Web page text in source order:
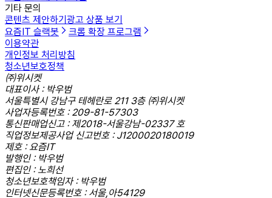
기타 문의
콘텐츠 제안하기 광고 상품 보기
요즘IT 슬랙봇
크롬 확장 프로그램
이용약관
개인정보 처리방침
청소년보호정책
㈜위시켓
대표이사 : 박우범
서울특별시 강남구 테헤란로 211 3층 ㈜위시켓
사업자등록번호 : 209-81-57303
통신판매업신고 : 제2018-서울강남-02337 호
직업정보제공사업 신고번호 : J1200020180019
제호 : 요즘IT
발행인 : 박우범
편집인 : 노희선
청소년보호책임자 : 박우범
인터넷신문등록번호 : 서울,아54129